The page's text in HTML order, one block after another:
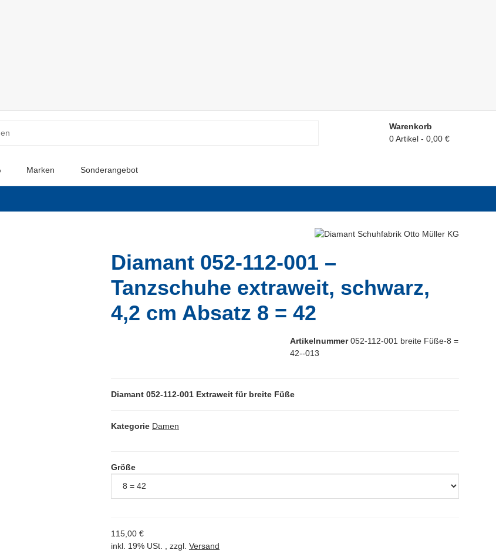
Marken Sonderangebot
Warenkorb
0 Artikel
0,00 €
Diamant 052-112-001 –
Tanzschuhe extraweit, schwarz,
4,2 cm Absatz 8 = 42
Artikelnummer 052-112-001 breite Füße-8 =
42--013
Kategorie Damen
Diamant 052-112-001 Extraweit für breite Füße
Größe
115,00 €
inkl. 19% USt. , zzgl. Versand